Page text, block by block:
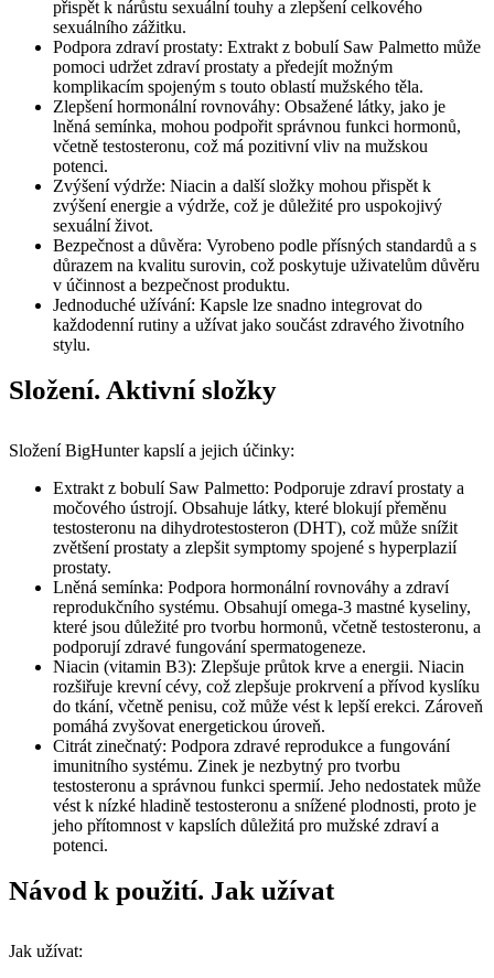
přispět k nárůstu sexuální touhy a zlepšení celkového
sexuálního zážitku.
Podpora zdraví prostaty: Extrakt z bobulí Saw Palmetto může
pomoci udržet zdraví prostaty a předejít možným
komplikacím spojeným s touto oblastí mužského těla.
Zlepšení hormonální rovnováhy: Obsažené látky, jako je
lněná semínka, mohou podpořit správnou funkci hormonů,
včetně testosteronu, což má pozitivní vliv na mužskou
potenci.
Zvýšení výdrže: Niacin a další složky mohou přispět k
zvýšení energie a výdrže, což je důležité pro uspokojivý
sexuální život.
Bezpečnost a důvěra: Vyrobeno podle přísných standardů a s
důrazem na kvalitu surovin, což poskytuje uživatelům důvěru
v účinnost a bezpečnost produktu.
Jednoduché užívání: Kapsle lze snadno integrovat do
každodenní rutiny a užívat jako součást zdravého životního
stylu.
Složení. Aktivní složky
Složení BigHunter kapslí a jejich účinky:
Extrakt z bobulí Saw Palmetto: Podporuje zdraví prostaty a
močového ústrojí. Obsahuje látky, které blokují přeměnu
testosteronu na dihydrotestosteron (DHT), což může snížit
zvětšení prostaty a zlepšit symptomy spojené s hyperplazií
prostaty.
Lněná semínka: Podpora hormonální rovnováhy a zdraví
reprodukčního systému. Obsahují omega-3 mastné kyseliny,
které jsou důležité pro tvorbu hormonů, včetně testosteronu, a
podporují zdravé fungování spermatogeneze.
Niacin (vitamin B3): Zlepšuje průtok krve a energii. Niacin
rozšiřuje krevní cévy, což zlepšuje prokrvení a přívod kyslíku
do tkání, včetně penisu, což může vést k lepší erekci. Zároveň
pomáhá zvyšovat energetickou úroveň.
Citrát zinečnatý: Podpora zdravé reprodukce a fungování
imunitního systému. Zinek je nezbytný pro tvorbu
testosteronu a správnou funkci spermií. Jeho nedostatek může
vést k nízké hladině testosteronu a snížené plodnosti, proto je
jeho přítomnost v kapslích důležitá pro mužské zdraví a
potenci.
Návod k použití. Jak užívat
Jak užívat: